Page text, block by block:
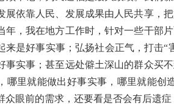
展依靠人民、发展成果由人民共享，
年，我在地方工作时，针对一些干部
来是好事实事；弘扬社会正气，打击
事实事；甚至远处僻土深山的群众买
哪里就能做出好事实事，哪里就能
众眼前的需求，还要看是否会有后遗